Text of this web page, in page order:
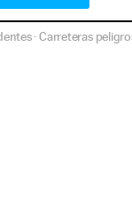
·Carreteras